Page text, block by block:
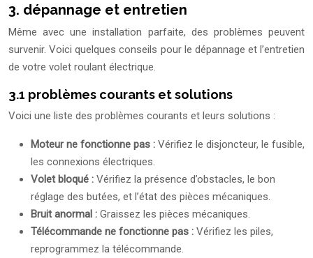
3. dépannage et entretien
Même avec une installation parfaite, des problèmes peuvent
survenir. Voici quelques conseils pour le dépannage et l’entretien
de votre volet roulant électrique.
3.1 problèmes courants et solutions
Voici une liste des problèmes courants et leurs solutions :
Moteur ne fonctionne pas : Vérifiez le disjoncteur, le fusible,
les connexions électriques.
Volet bloqué : Vérifiez la présence d’obstacles, le bon
réglage des butées, et l’état des pièces mécaniques.
Bruit anormal : Graissez les pièces mécaniques.
Télécommande ne fonctionne pas : Vérifiez les piles,
reprogrammez la télécommande.